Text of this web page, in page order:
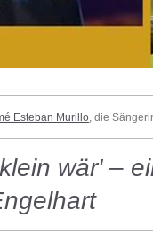
Esteban Murillo , die
wär' –